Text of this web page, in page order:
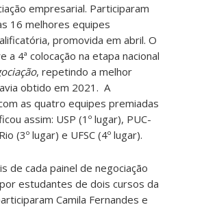
empresarial. Participaram
16 melhores equipes
promovida em abril. O
a 4ª colocação na etapa nacional
, repetindo a melhor
obtido em 2021. A
as quatro equipes premiadas
assim: USP (1º lugar), PUC-
(3º lugar) e UFSC (4º lugar).
de cada painel de negociação
estudantes de dois cursos da
Camila Fernandes e